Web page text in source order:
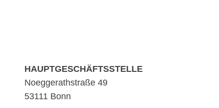
HAUPTGESCHÄFTSSTELLE
Noeggerathstraße 49
53111 Bonn